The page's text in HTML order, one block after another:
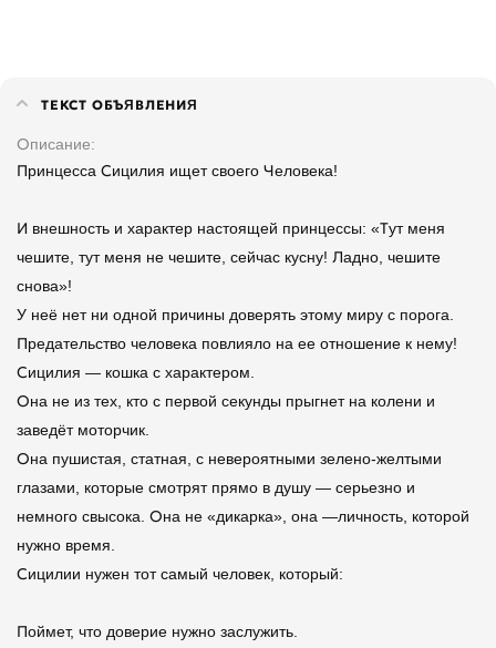
ТЕКСТ ОБЪЯВЛЕНИЯ
Описание
Принцесса Сицилия ищет своего Человека!
И внешность и характер настоящей принцессы: «Тут меня
чешите, тут меня не чешите, сейчас кусну! Ладно, чешите
снова»!
У неё нет ни одной причины доверять этому миру с порога.
Предательство человека повлияло на ее отношение к нему!
Сицилия — кошка с характером.
Она не из тех, кто с первой секунды прыгнет на колени и
заведёт моторчик.
Она пушистая, статная, с невероятными зелено-желтыми
глазами, которые смотрят прямо в душу — серьезно и
немного свысока. Она не «дикарка», она —личность, которой
нужно время.
Сицилии нужен тот самый человек, который:
Поймет, что доверие нужно заслужить.